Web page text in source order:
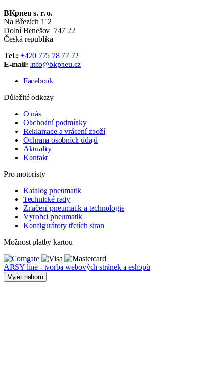
BKpneu s. r. o.
Na Březích 112
Dolní Benešov 747 22
Česká republika
Tel.: +420 775 78 77 72
E-mail: info@bkpneu.cz
Facebook
Důležité odkazy
O nás
Obchodní podmínky
Reklamace a vrácení zboží
Ochrana osobních údajů
Aktuality
Kontakt
Pro motoristy
Katalog pneumatik
Technické rady
Značení pneumatik a technologie
Výrobci pneumatik
Konfigurátory třetích stran
Možnost platby kartou
ARSY line - tvorba webových stránek a eshopů
Vyjet nahoru